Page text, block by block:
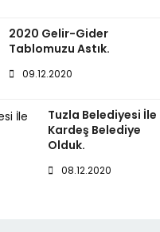
2020 Gelir-Gider
Tablomuzu Astık.
09.12.2020
Tuzla Belediyesi İle
Kardeş Belediye
Olduk.
08.12.2020